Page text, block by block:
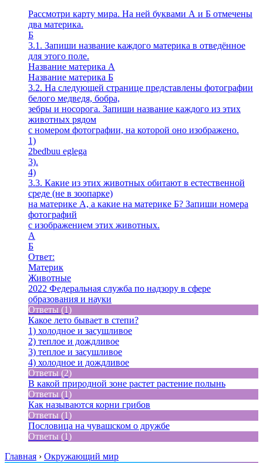
Рассмотри карту мира. На ней буквами А и Б отмечены
два материка.
Б
3.1. Запиши название каждого материка в отведённое
для этого поле.
Название материка А
Название материка Б
3.2. На следующей странице представлены фотографии
белого медведя, бобра,
зебры и носорога. Запиши название каждого из этих
животных рядом
с номером фотографии, на которой оно изображено.
1)
2bedbuu eglega
3).
4)
3.3. Какие из этих животных обитают в естественной
среде (не в зоопарке)
на материке А, а какие на материке Б? Запиши номера
фотографий
с изображением этих животных.
A
Б
Ответ:
Материк
Животные
2022 Федеральная служба по надзору в сфере
образования и науки
Ответы (1)
Какое лето бывает в степи?
1) холодное и засушливое
2) теплое и дождливое
3) теплое и засушливое
4) холодное и дождливое
Ответы (2)
В какой природной зоне растет растение полынь
Ответы (1)
Как называются корни грибов
Ответы (1)
Пословица на чувашском о дружбе
Ответы (1)
Главная › Окружающий мир